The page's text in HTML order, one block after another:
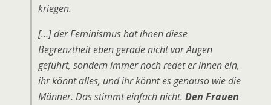
kriegen.
[…] der Feminismus hat ihnen diese
Begrenztheit eben gerade nicht vor Augen
geführt, sondern immer noch redet er ihnen ein,
ihr könnt alles, und ihr könnt es genauso wie die
Männer. Das stimmt einfach nicht. Den Frauen